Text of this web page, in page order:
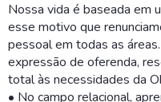
Nossa vida é baseada em
esse motivo que
pessoal em todas as
expressão de oferenda,
total às necessidades da
• No campo relacional,